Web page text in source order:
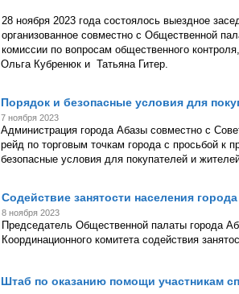
28 ноября 2023 года состоялось выездное
организованное совместно с Общественной
комиссии по вопросам общественного
Ольга Кубренюк и Татьяна Гитер.
Порядок и безопасные условия для
7 ноября 2023
Администрация города Абазы совместно с
рейд по торговым точкам города с просьбой к
безопасные условия для покупателей и
Содействие занятости населения
8 ноября 2023
Председатель Общественной палаты города
Координационного комитета содействия
Штаб по оказанию помощи участникам